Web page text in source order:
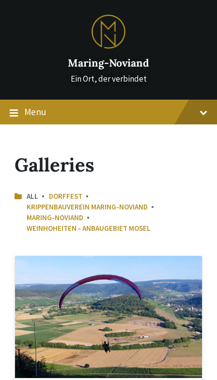
Maring-Noviand
Ein Ort, der verbindet
Menu
Galleries
ALL
DORFFEST
KRIPPENBAUVEREIN MARING-NOVIAND
MARING-NOVIAND
WEINHOHEITEN - ANBAUGEBIET MOSEL